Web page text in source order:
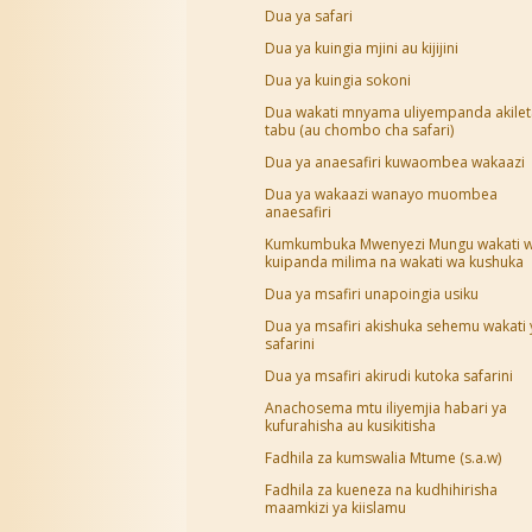
Dua ya safari
Dua ya kuingia mjini au kijijini
Dua ya kuingia sokoni
Dua wakati mnyama uliyempanda
tabu (au chombo cha safari)
Dua ya anaesafiri kuwaombea wakaazi
Dua ya wakaazi wanayo muombea
anaesafiri
Kumkumbuka Mwenyezi Mungu wakati
kuipanda milima na wakati wa kushuka
Dua ya msafiri unapoingia usiku
Dua ya msafiri akishuka sehemu wakati
safarini
Dua ya msafiri akirudi kutoka safarini
Anachosema mtu iliyemjia habari ya
kufurahisha au kusikitisha
Fadhila za kumswalia Mtume (s.a.w)
Fadhila za kueneza na kudhihirisha
maamkizi ya kiislamu